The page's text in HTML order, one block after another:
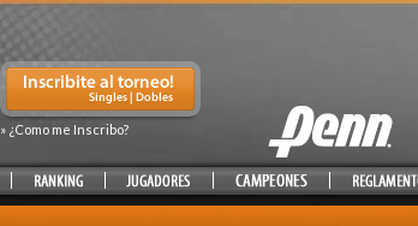
» ¿Como me Inscribo?